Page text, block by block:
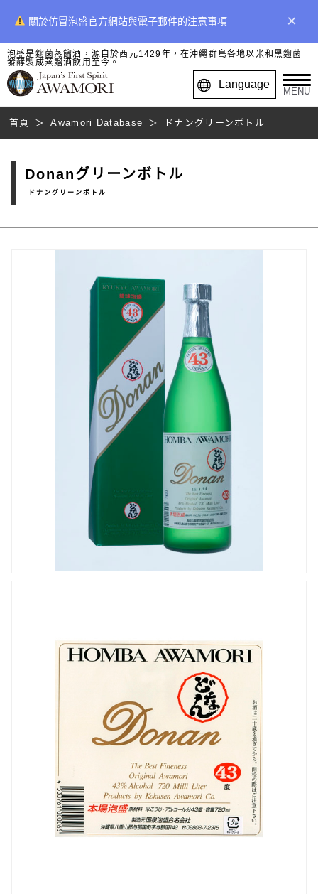
關於仿冒泡盛官方網站與電子郵件的注意事項 ×
泡盛是麴菌蒸餾酒，源自於西元1429年，在沖繩群島各地以米和黑麴菌
發酵製成蒸餾酒飲用至今。
Language
MENU
首頁 Awamori Database ドナングリーンボトル
Donanグリーンボトル
ドナングリーンボトル